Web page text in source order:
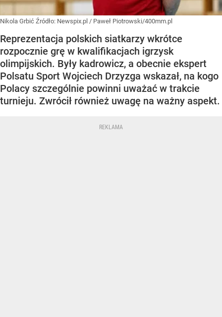
Nikola Grbić Źródło: Newspix.pl / Paweł Piotrowski/400mm.pl
Reprezentacja polskich siatkarzy wkrótce
rozpocznie grę w kwalifikacjach igrzysk
olimpijskich. Były kadrowicz, a obecnie ekspert
Polsatu Sport Wojciech Drzyzga wskazał, na kogo
Polacy szczególnie powinni uważać w trakcie
turnieju. Zwrócił również uwagę na ważny aspekt.